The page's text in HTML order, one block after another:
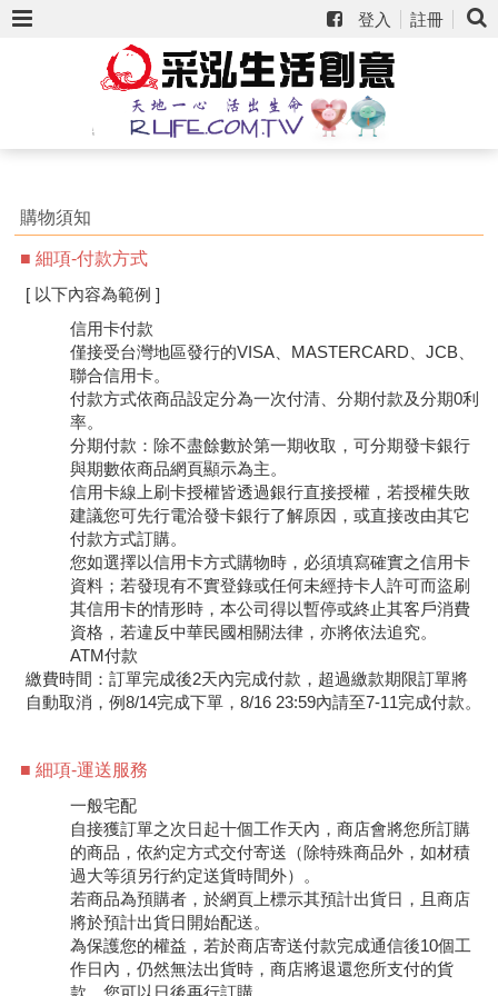
登入 註冊
購物須知
細項-付款方式
[ 以下內容為範例 ]
信用卡付款
僅接受台灣地區發行的VISA、MASTERCARD、JCB、
聯合信用卡。
付款方式依商品設定分為一次付清、分期付款及分期0利
率。
分期付款：除不盡餘數於第一期收取，可分期發卡銀行
與期數依商品網頁顯示為主。
信用卡線上刷卡授權皆透過銀行直接授權，若授權失敗
建議您可先行電洽發卡銀行了解原因，或直接改由其它
付款方式訂購。
您如選擇以信用卡方式購物時，必須填寫確實之信用卡
資料；若發現有不實登錄或任何未經持卡人許可而盜刷
其信用卡的情形時，本公司得以暫停或終止其客戶消費
資格，若違反中華民國相關法律，亦將依法追究。
ATM付款
繳費時間：訂單完成後2天內完成付款，超過繳款期限訂單將
自動取消，例8/14完成下單，8/16 23:59內請至7-11完成付款。
細項-運送服務
一般宅配
自接獲訂單之次日起十個工作天內，商店會將您所訂購
的商品，依約定方式交付寄送（除特殊商品外，如材積
過大等須另行約定送貨時間外）。
若商品為預購者，於網頁上標示其預計出貨日，且商店
將於預計出貨日開始配送。
為保護您的權益，若於商店寄送付款完成通信後10個工
作日內，仍然無法出貨時，商店將退還您所支付的貨
款，您可以日後再行訂購。